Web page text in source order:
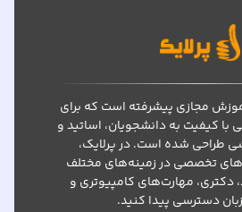
مجازی پیشرفته است که برای
با کیفیت به دانشجویان، اساتید و
طراحی شده است. در پرلایک،
تخصصی در زمینه‌های مختلف
دکتری، مهارت‌های کامپیوتری و
دسترسی پیدا کنید.